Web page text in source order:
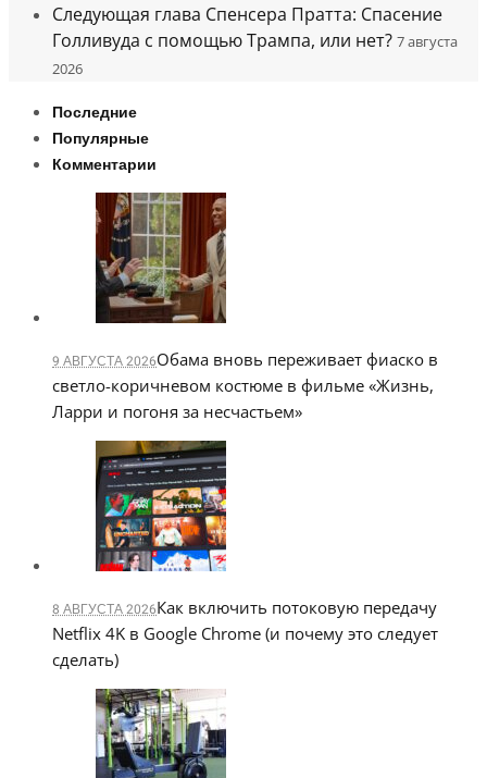
Следующая глава Спенсера Пратта: Спасение
Голливуда с помощью Трампа, или нет? 7 августа
2026
Последние
Популярные
Комментарии
9 АВГУСТА 2026Обама вновь переживает фиаско в
светло-коричневом костюме в фильме «Жизнь,
Ларри и погоня за несчастьем»
8 АВГУСТА 2026Как включить потоковую передачу
Netflix 4K в Google Chrome (и почему это следует
сделать)